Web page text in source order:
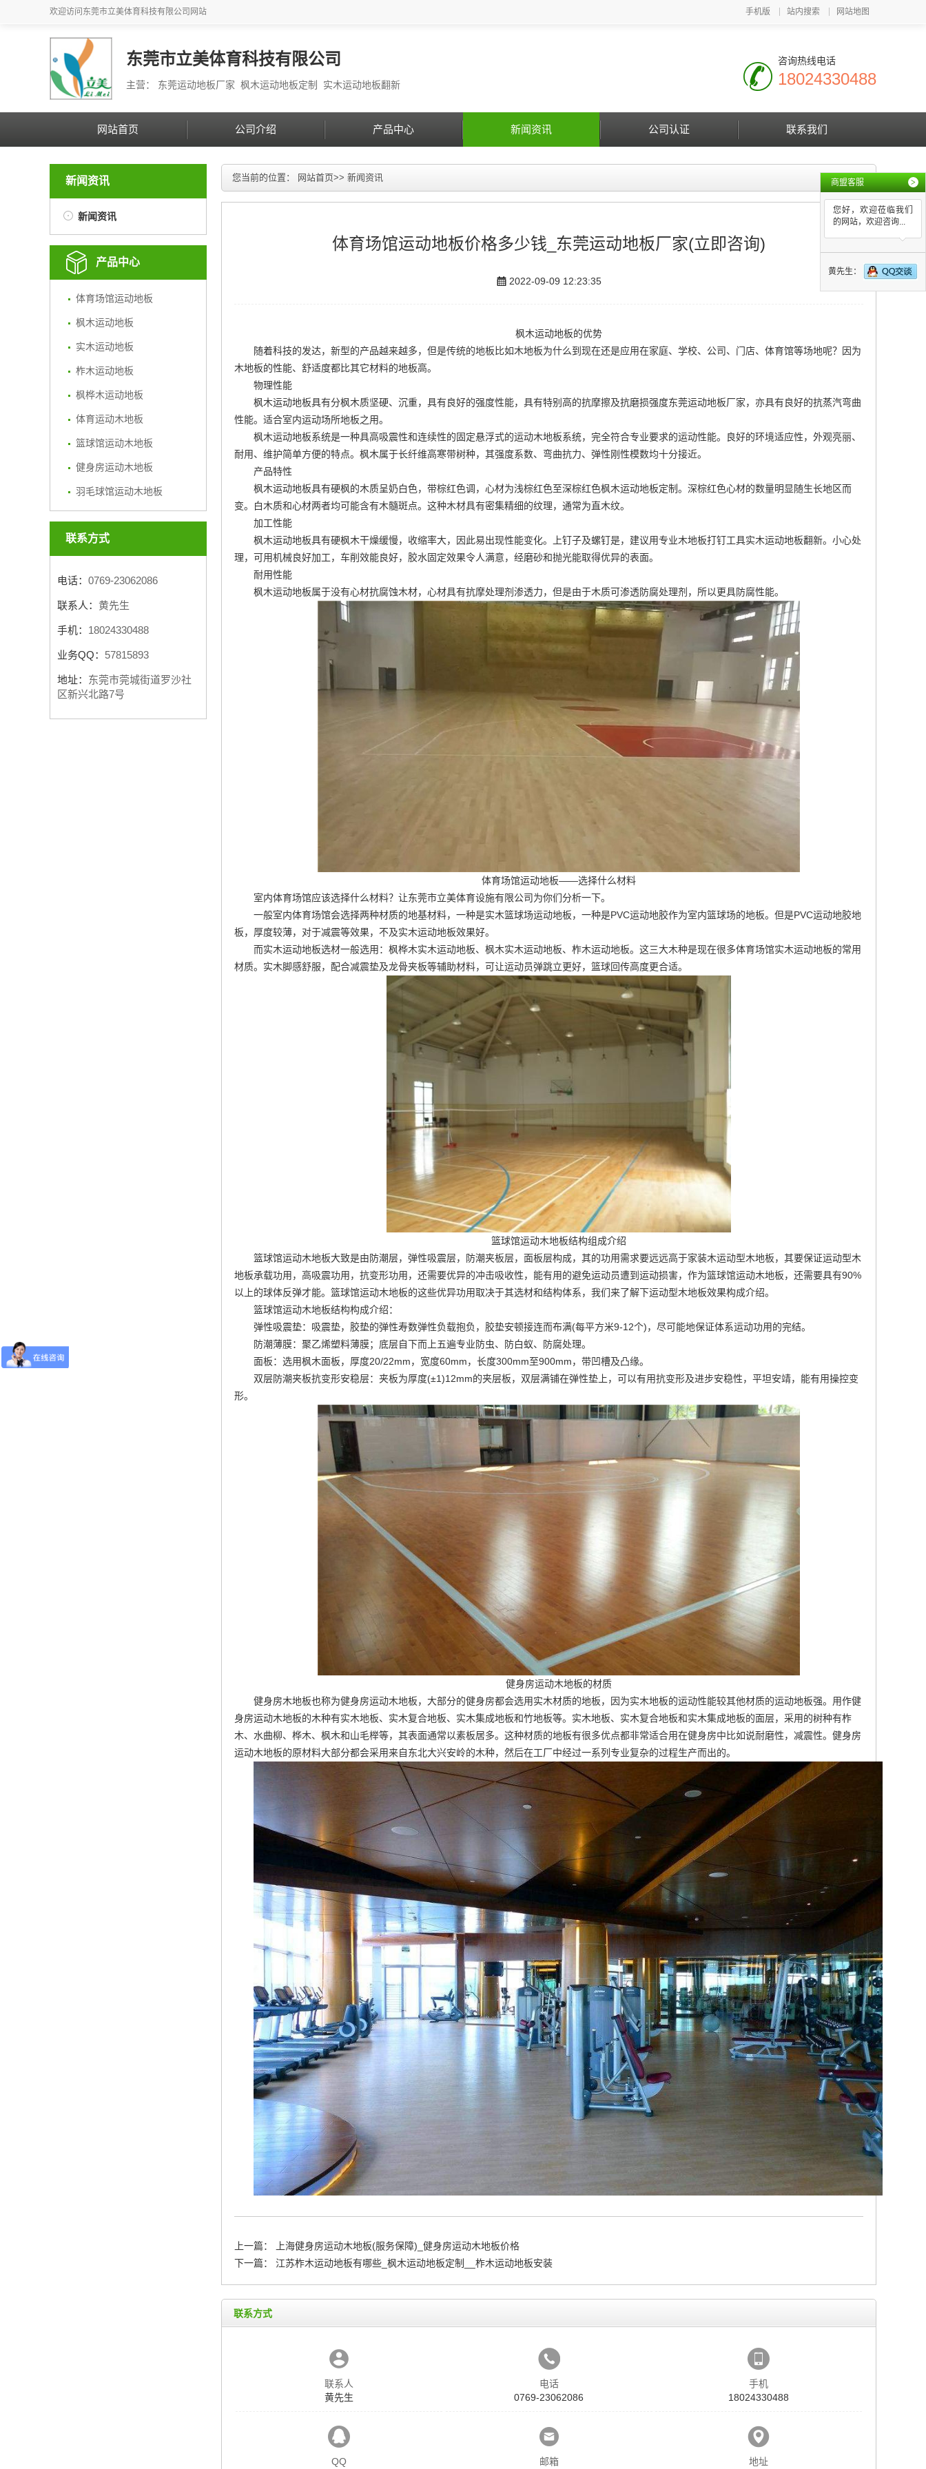
欢迎访问 东莞市立美体育科技有限公司 网站 手机版 站内搜索 网站地图
东莞市立美体育科技有限公司
主营： 东莞运动地板厂家 枫木运动地板定制 实木运动地板翻新
咨询热线电话
18024330488
网站首页 公司介绍 产品中心 新闻资讯 公司认证 联系我们
新闻资讯
新闻资讯
产品中心
体育场馆运动地板
枫木运动地板
实木运动地板
柞木运动地板
枫桦木运动地板
体育运动木地板
篮球馆运动木地板
健身房运动木地板
羽毛球馆运动木地板
联系方式
电话： 0769-23062086
联系人： 黄先生
手机： 18024330488
业务QQ： 57815893
地址： 东莞市莞城街道罗沙社
区新兴北路7号
您当前的位置： 网站首页>> 新闻资讯
体育场馆运动地板价格多少钱_东莞运动地板厂家(立即咨询)
2022-09-09 12:23:35
枫木运动地板的优势
随着科技的发达，新型的产品越来越多，但是传统的地板比如木地板为什么到现在还是应用在家庭、学校、公司、门店、体育馆等场地呢？因为
木地板的性能、舒适度都比其它材料的地板高。
物理性能
枫木运动地板具有分枫木质坚硬、沉重，具有良好的强度性能，具有特别高的抗摩擦及抗磨损强度东莞运动地板厂家，亦具有良好的抗蒸汽弯曲
性能。适合室内运动场所地板之用。
枫木运动地板系统是一种具高吸震性和连续性的固定悬浮式的运动木地板系统，完全符合专业要求的运动性能。良好的环境适应性，外观亮丽、
耐用、维护简单方便的特点。枫木属于长纤维高寒带树种，其强度系数、弯曲抗力、弹性刚性模数均十分接近。
产品特性
枫木运动地板具有硬枫的木质呈奶白色，带棕红色调，心材为浅棕红色至深棕红色枫木运动地板定制。深棕红色心材的数量明显随生长地区而
变。白木质和心材两者均可能含有木髓斑点。这种木材具有密集精细的纹理，通常为直木纹。
加工性能
枫木运动地板具有硬枫木干燥缓慢，收缩率大，因此易出现性能变化。上钉子及螺钉是，建议用专业木地板打钉工具实木运动地板翻新。小心处
理，可用机械良好加工，车削效能良好，胶水固定效果令人满意，经磨砂和抛光能取得优异的表面。
耐用性能
枫木运动地板属于没有心材抗腐蚀木材，心材具有抗摩处理剂渗透力，但是由于木质可渗透防腐处理剂，所以更具防腐性能。
体育场馆运动地板——选择什么材料
室内体育场馆应该选择什么材料？让东莞市立美体育设施有限公司为你们分析一下。
一般室内体育场馆会选择两种材质的地基材料，一种是实木篮球场运动地板，一种是PVC运动地胶作为室内篮球场的地板。但是PVC运动地胶地
板，厚度较薄，对于减震等效果，不及实木运动地板效果好。
而实木运动地板选材一般选用：枫桦木实木运动地板、枫木实木运动地板、柞木运动地板。这三大木种是现在很多体育场馆实木运动地板的常用
材质。实木脚感舒服，配合减震垫及龙骨夹板等辅助材料，可让运动员弹跳立更好，篮球回传高度更合适。
篮球馆运动木地板结构组成介绍
篮球馆运动木地板大致是由防潮层，弹性吸震层，防潮夹板层，面板层构成，其的功用需求要远远高于家装木运动型木地板，其要保证运动型木
地板承载功用，高吸震功用，抗变形功用，还需要优异的冲击吸收性，能有用的避免运动员遭到运动损害，作为篮球馆运动木地板，还需要具有90%
以上的球体反弹才能。篮球馆运动木地板的这些优异功用取决于其选材和结构体系，我们来了解下运动型木地板效果构成介绍。
篮球馆运动木地板结构构成介绍：
弹性吸震垫：吸震垫，胶垫的弹性寿数弹性负载抱负，胶垫安顿接连而布满(每平方米9-12个)，尽可能地保证体系运动功用的完结。
防潮薄膜：聚乙烯塑料薄膜；底层自下而上五遍专业防虫、防白蚁、防腐处理。
面板：选用枫木面板，厚度20/22mm，宽度60mm，长度300mm至900mm，带凹槽及凸缘。
双层防潮夹板抗变形安稳层：夹板为厚度(±1)12mm的夹层板，双层满铺在弹性垫上，可以有用抗变形及进步安稳性，平坦安靖，能有用操控变
形。
健身房运动木地板的材质
健身房木地板也称为健身房运动木地板，大部分的健身房都会选用实木材质的地板，因为实木地板的运动性能较其他材质的运动地板强。用作健
身房运动木地板的木种有实木地板、实木复合地板、实木集成地板和竹地板等。实木地板、实木复合地板和实木集成地板的面层，采用的树种有柞
木、水曲柳、桦木、枫木和山毛榉等，其表面通常以素板居多。这种材质的地板有很多优点都非常适合用在健身房中比如说耐磨性，减震性。健身房
运动木地板的原材料大部分都会采用来自东北大兴安岭的木种，然后在工厂中经过一系列专业复杂的过程生产而出的。
上一篇：
上海健身房运动木地板(服务保障)_健身房运动木地板价格
下一篇：
江苏柞木运动地板有哪些_枫木运动地板定制__柞木运动地板安装
联系方式
联系人
黄先生
电话
0769-23062086
手机
18024330488
QQ 邮箱 地址
商盟客服 >
您好，欢迎莅临我们
的网站，欢迎咨询...
黄先生：